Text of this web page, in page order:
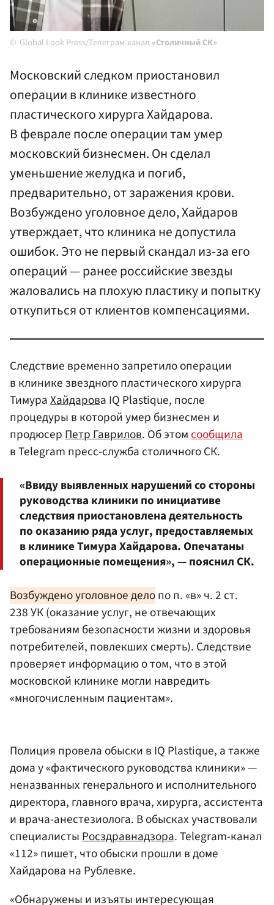
Global Look Press/Телеграм-канал «Столичный СК»
Московский следком приостановил
операции в клинике известного
пластического хирурга Хайдарова.
В феврале после операции там умер
московский бизнесмен. Он сделал
уменьшение желудка и погиб,
предварительно, от заражения крови.
Возбуждено уголовное дело, Хайдаров
утверждает, что клиника не допустила
ошибок. Это не первый скандал из-за его
операций — ранее российские звезды
жаловались на плохую пластику и попытку
откупиться от клиентов компенсациями.
Cледствие временно запретило операции
в клинике звездного пластического хирурга
ТимураХайдарова IQ Plastique, после
процедуры в которой умер бизнесмен и
продюсерПетр Гаврилов. Об этомсообщила
в Telegram пресс-служба столичного СК.
«Ввиду выявленных нарушений со стороны
руководства клиники по инициативе
следствия приостановлена деятельность
по оказанию ряда услуг, предоставляемых
в клинике Тимура Хайдарова. Опечатаны
операционные помещения», — пояснил СК.
Возбуждено уголовное делопо п. «в» ч. 2 ст.
238 УК (оказание услуг, не отвечающих
требованиям безопасности жизни и здоровья
потребителей, повлекших смерть). Следствие
проверяет информацию о том, что в этой
московской клинике могли навредить
«многочисленным пациентам».
Полиция провела обыски в IQ Plastique, а также
дома у «фактического руководства клиники» —
неназванных генерального и исполнительного
директора, главного врача, хирурга, ассистента
и врача-анестезиолога. В обысках участвовали
специалистыРосздравнадзора. Telegram-канал
«112» пишет, что обыски прошли в доме
Хайдарова на Рублевке.
«Обнаружены и изъяты интересующая